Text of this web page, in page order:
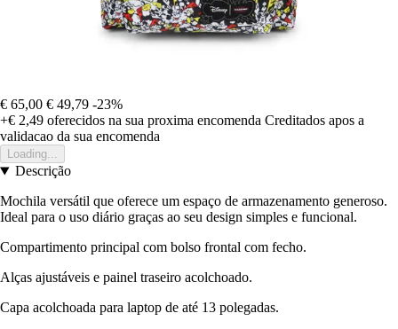
€ 65,00 € 49,79 -23%
+€ 2,49 oferecidos na sua proxima encomenda Creditados apos a
validacao da sua encomenda
Loading...
Descrição
Mochila versátil que oferece um espaço de armazenamento generoso.
Ideal para o uso diário graças ao seu design simples e funcional.
Compartimento principal com bolso frontal com fecho.
Alças ajustáveis e painel traseiro acolchoado.
Capa acolchoada para laptop de até 13 polegadas.